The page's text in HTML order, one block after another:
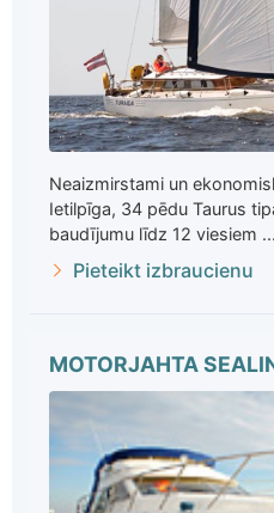
Neaizmirstami un
Ietilpīga, 34 pēdu Taurus
baudījumu līdz 12 viesiem ...
Pieteikt izbraucienu
MOTORJAHTA